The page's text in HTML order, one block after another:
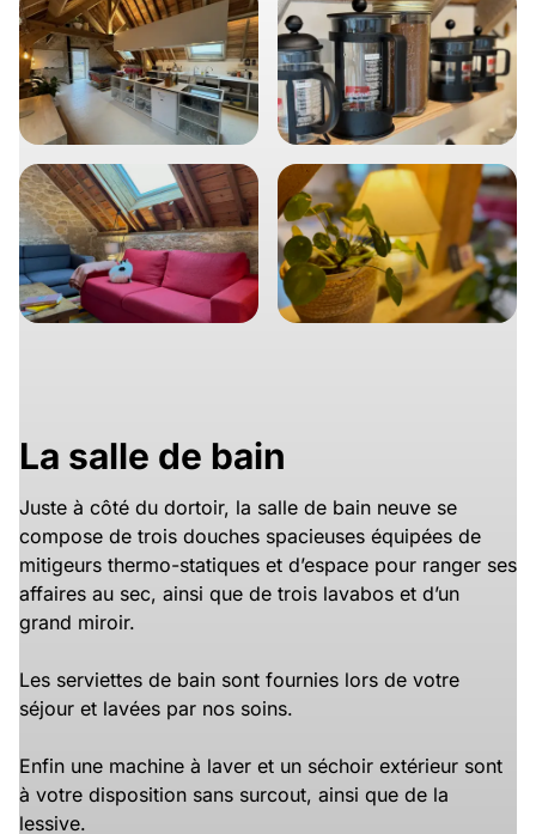
La salle de bain
Juste à côté du dortoir, la salle de bain neuve se
compose de trois douches spacieuses équipées de
mitigeurs thermo-statiques et d’espace pour ranger ses
affaires au sec, ainsi que de trois lavabos et d’un
grand miroir.
Les serviettes de bain sont fournies lors de votre
séjour et lavées par nos soins.
Enfin une machine à laver et un séchoir extérieur sont
à votre disposition sans surcout, ainsi que de la
lessive.